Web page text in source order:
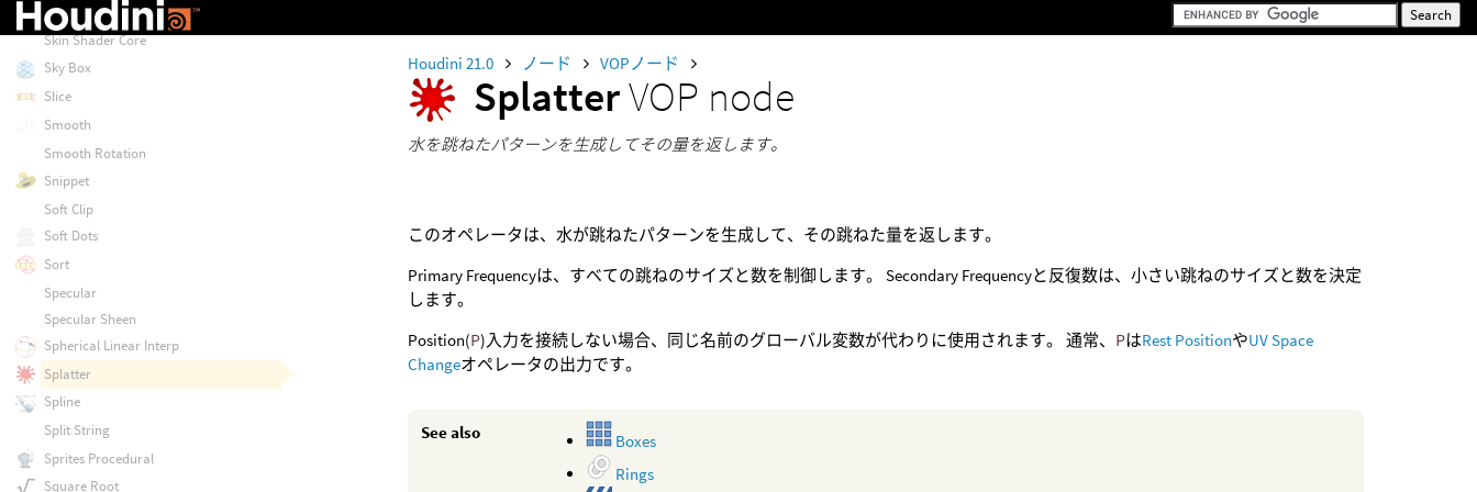
Houdini 21.0 ノード VOPノード
SplatterVOP node
水を跳ねたパターンを生成してその量を返します。
このオペレータは、水が跳ねたパターンを生成して、その跳ねた量を返します。
Primary Frequencyは、すべての跳ねのサイズと数を制御します。 Secondary Frequencyと反復数は、小さい跳ねのサイズと数を決定
します。
Position(P)入力を接続しない場合、同じ名前のグローバル変数が代わりに使用されます。 通常、 PはRest PositionやUV Space
Changeオペレータの出力です。
See also
Boxes
Rings
Sine
Skin Shader Core
Sky Box
Slice
Smooth
Smooth Rotation
Snippet
Soft Clip
Soft Dots
Sort
Specular
Specular Sheen
Spherical Linear Interp
Splatter
Spline
Split String
Sprites Procedural
Square Root